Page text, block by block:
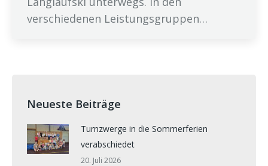
verschiedenen Leistungsgruppen…
Neueste Beiträge
Turnzwerge in die Sommerferien
verabschiedet
20. Juli 2026